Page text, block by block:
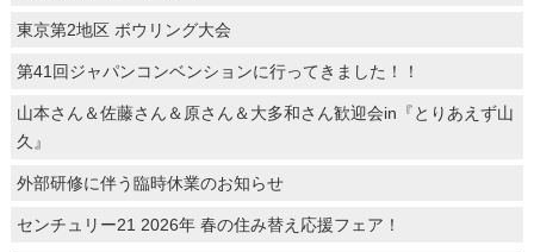
東京第2地区 ボウリング大会
第41回ジャパンコンベンションに行ってきました！！
山本さん＆佐藤さん＆原さん＆大多和さん歓迎会in『とりあえず山
久』
外部研修に伴う臨時休業のお知らせ
センチュリー21 2026年 春の住み替え応援フェア！